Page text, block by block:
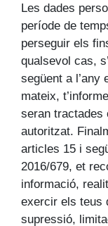
Les dades
període de
perseguir els
qualsevol cas,
següent a l’any
mateix,
seran tractades
autoritzat.
articles 15 i
2016/679, et
informació,
exercir els teus
supressió,